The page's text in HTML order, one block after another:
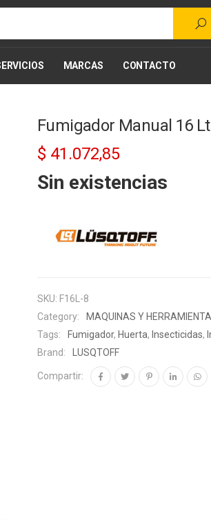
MARCAS CONTACTO
10% Desc
Fumigador Manual 16
$ 41.072,85
Sin existencias
SKU: F16L-8
Category:
MAQUINAS Y
Tags:
Fumigador, Huerta, Insecticidas,
Brand:
LUSQTOFF
Compartir: